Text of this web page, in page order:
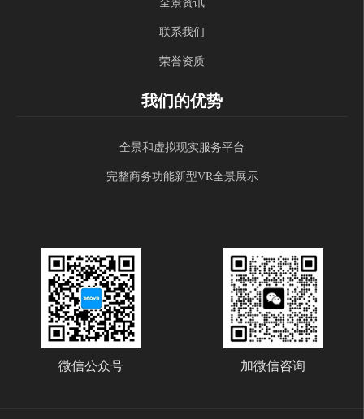
全景资讯
联系我们
荣誉资质
我们的优势
全景和虚拟现实服务平台
完整商务功能新型VR全景展示
微信公众号 加微信咨询